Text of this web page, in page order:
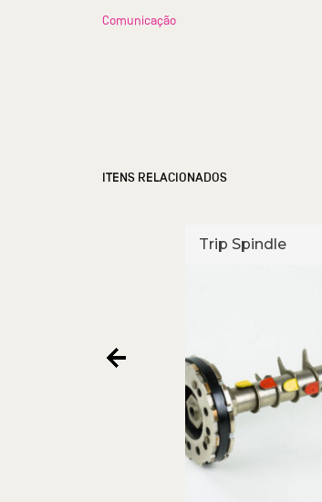
Comunicação
ITENS RELACIONADOS
Trip Spindle